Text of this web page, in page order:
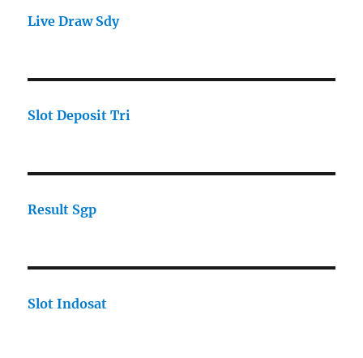
Live Draw Sdy
Slot Deposit Tri
Result Sgp
Slot Indosat